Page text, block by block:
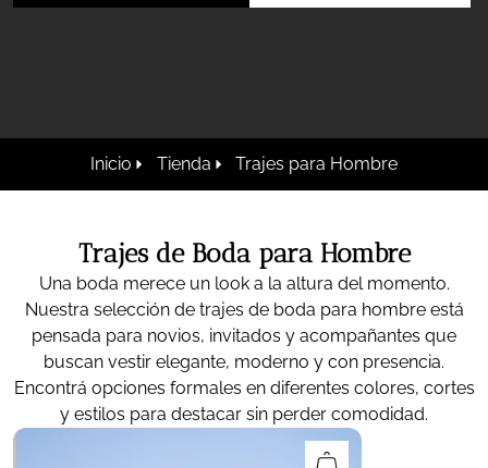
Inicio Tienda Trajes para Hombre
Trajes de Boda para Hombre
Una boda merece un look a la altura del momento.
Nuestra selección de trajes de boda para hombre está
pensada para novios, invitados y acompañantes que
buscan vestir elegante, moderno y con presencia.
Encontrá opciones formales en diferentes colores, cortes
y estilos para destacar sin perder comodidad.